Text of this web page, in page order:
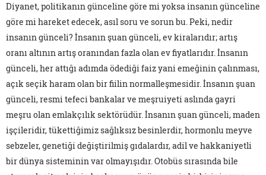
Diyanet, politikanın günceline göre mi yoksa insanın günceline
göre mi hareket edecek, asıl soru ve sorun bu. Peki, nedir
insanın günceli? İnsanın şuan günceli, ev kiralarıdır; artış
oranı altının artış oranından fazla olan ev fiyatlarıdır. İnsanın
günceli, her attığı adımda ödediği faiz yani emeğinin çalınması,
açık seçik haram olan bir fiilin normalleşmesidir. İnsanın şuan
günceli, resmi tefeci bankalar ve meşruiyeti aslında gayri
meşru olan emlakçılık sektörüdür. İnsanın şuan günceli, maden
işçileridir, tükettiğimiz sağlıksız besinlerdir, hormonlu meyve
sebzeler, genetiği değiştirilmiş gıdalardır, adil ve hakkaniyetli
bir dünya sisteminin var olmayışıdır. Otobüs sırasında bile